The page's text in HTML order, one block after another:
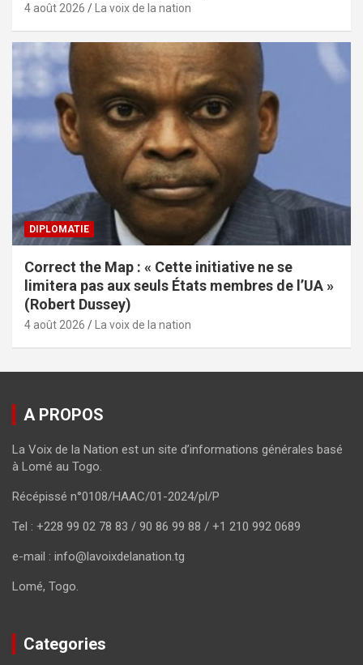
4 août 2026 La voix de la nation
DIPLOMATIE
Correct the Map : « Cette initiative ne se
limitera pas aux seuls États membres de l’UA »
(Robert Dussey)
4 août 2026 La voix de la nation
A PROPOS
La Voix de la Nation est un site d’informations générales basé
à Lomé au Togo.
Récépissé n°0108/HAAC/01-2024/pl/P
Tel : +228 99 02 78 83 / 90 86 99 88 / +1 210 992 0689
e-mail : info@lavoixdelanation.tg
Lomé, Togo.
Categories